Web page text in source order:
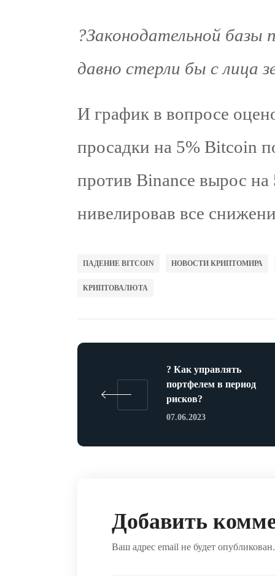
?Законодательной базы
давно стерли бы с лица
И график в вопросе
просадки на 5% Bitcoin
против Binance вырос
нивелировав все
ПАДЕНИЕ BITCOIN НОВОСТИ КРИПТОМИРА
КРИПТОВАЛЮТА
? Как управлять
портфелем в период
рисков?
07.06.2023
Добавить
Ваш адрес email не будет опубликован.